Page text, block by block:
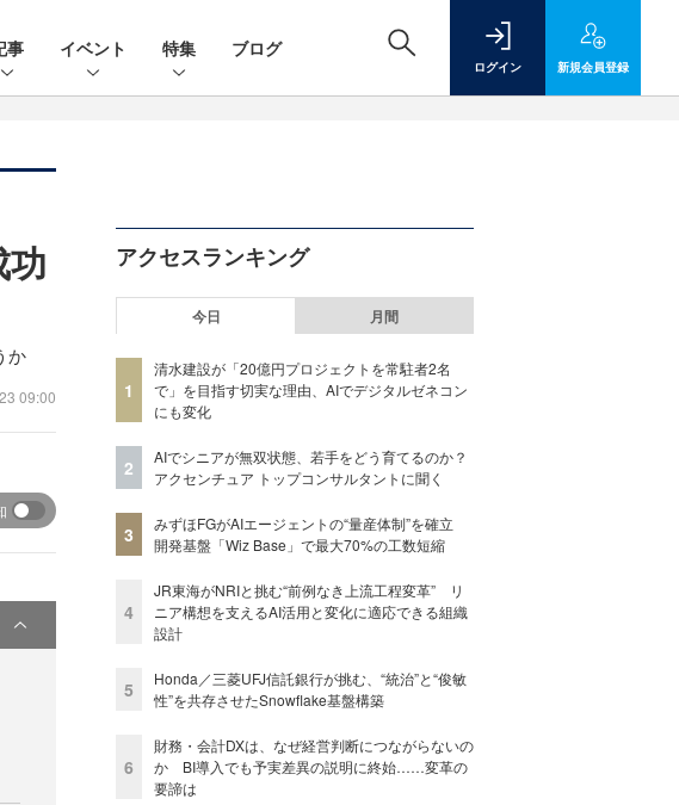
事 イベント 特集 ブログ
ログイン 新規会員登録
か
09:00
アクセスランキング
今日 月間
1
清水建設が「20億円プロジェクトを常駐者2名
で」を目指す切実な理由、AIでデジタルゼネコン
にも変化
2
AIでシニアが無双状態、若手をどう育てるのか？
アクセンチュア トップコンサルタントに聞く
3
みずほFGがAIエージェントの“量産体制”を確立
開発基盤「Wiz Base」で最大70%の工数短縮
4
JR東海がNRIと挑む“前例なき上流工程変革” リ
ニア構想を支えるAI活用と変化に適応できる組織
設計
5
Honda／三菱UFJ信託銀行が挑む、“統治”と“俊敏
性”を共存させたSnowflake基盤構築
6
財務・会計DXは、なぜ経営判断につながらないの
か BI導入でも予実差異の説明に終始……変革の
要諦は